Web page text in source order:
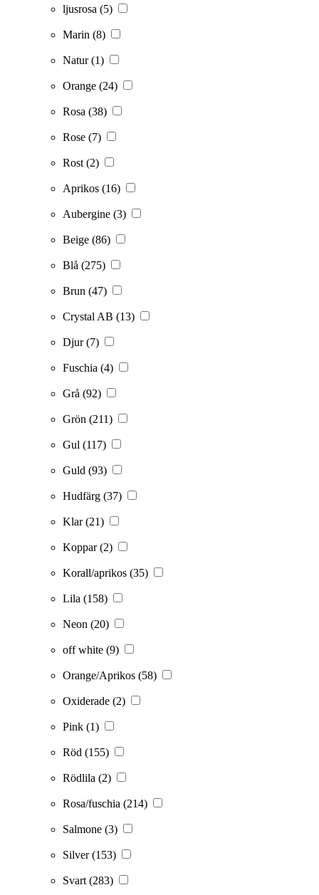
ljusrosa (5)
Marin (8)
Natur(1)
Orange (24)
Rosa (38)
Rose (7)
Rost (2)
Aprikos (16)
Aubergine (3)
Beige (86)
Blå (275)
Brun (47)
Crystal AB (13)
Djur(7)
Fuschia (4)
Grå (92)
Grön (211)
Gul (117)
Guld (93)
Hudfärg (37)
Klar(21)
Koppar(2)
Korall/aprikos (35)
Lila (158)
Neon (20)
off white (9)
Orange/Aprikos (58)
Oxiderade (2)
Pink (1)
Röd (155)
Rödlila (2)
Rosa/fuschia (214)
Salmone (3)
Silver(153)
Svart (283)